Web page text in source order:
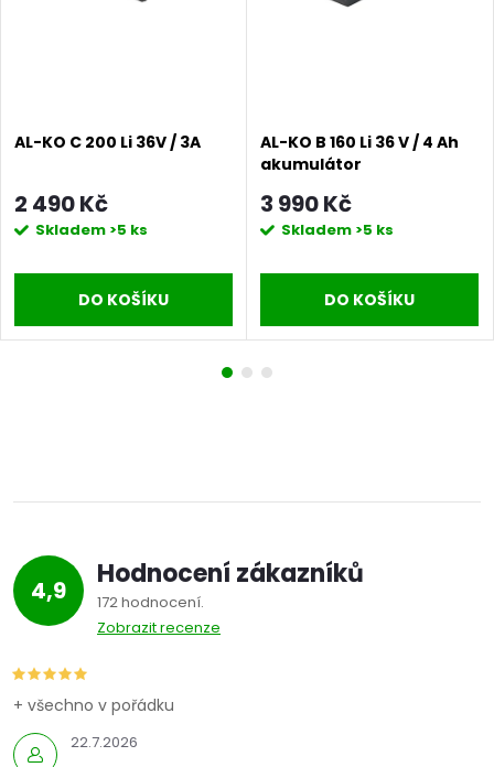
AL-KO C 200 Li 36V / 3A
2 490 Kč
Skladem >5 ks
DO KOŠÍKU
AL-KO B 160 Li 36 V / 4 Ah
akumulátor
3 990 Kč
Skladem >5 ks
DO KOŠÍKU
4,9 Hodnocení zákazníků
172 hodnocení
Zobrazit recenze
22.7.2026
+ všechno v pořádku